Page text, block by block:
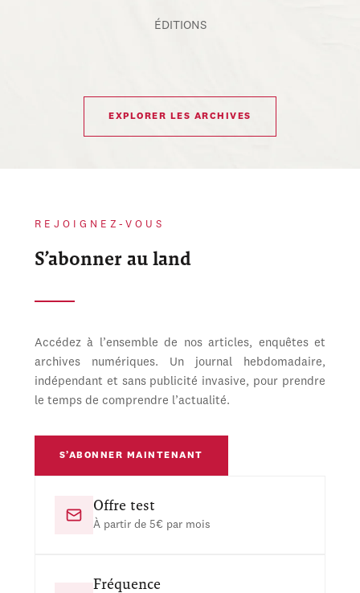
ÉDITIONS
EXPLORER LES ARCHIVES
REJOIGNEZ-VOUS
S’abonner au land
Accédez à l’ensemble de nos articles, enquêtes et
archives numériques. Un journal hebdomadaire,
indépendant et sans publicité invasive, pour prendre
le temps de comprendre l’actualité.
S’ABONNER MAINTENANT
Offre test
À partir de 5€ par mois
Fréquence